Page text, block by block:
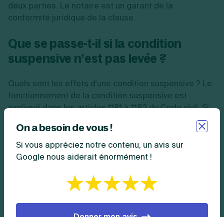
deux parties. Le notaire est un garant de la
conformité juridique de la clause.
Que se passe-t-il si la condition
suspensive n’est pas levée ?
Quels sont les effets d'une condition suspensive ? Le
fonctionnement de la condition suspensive est
expliqué dans lesarticles 1181 à 1182du Code civil. Si
la condition suspensive n’est pas levée, l’événement
prévu pour déclencher le contrat ne se réalise pas. Le
contrat n’entre donc pas en vigueuret est annulé.
l'acheteur dispose d’un certain délai
pour fournir les justificatifs de la non-réalisation
librement fixé par les parties lors de la signature
On a besoin de vous !
Si vous appréciez notre contenu, un avis sur
Google nous aiderait énormément !